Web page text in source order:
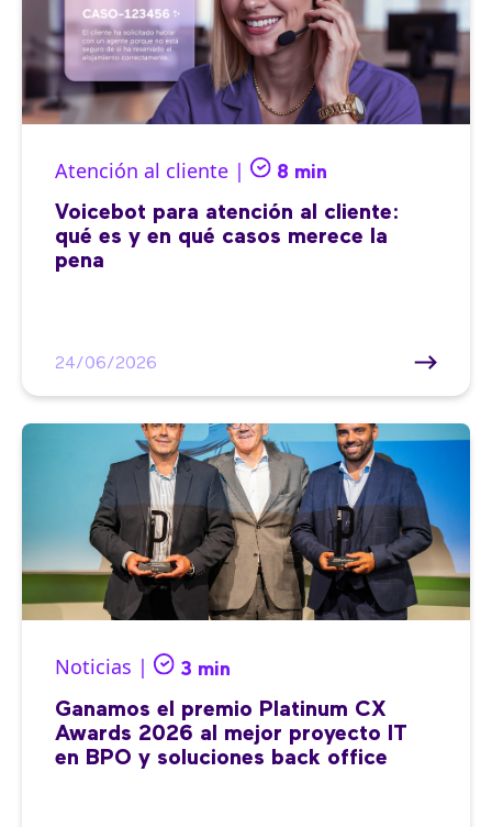
Atención al cliente | 8 min
Voicebot para atención al cliente:
qué es y en qué casos merece la
pena
24/06/2026
Noticias | 3 min
Ganamos el premio Platinum CX
Awards 2026 al mejor proyecto IT
en BPO y soluciones back office